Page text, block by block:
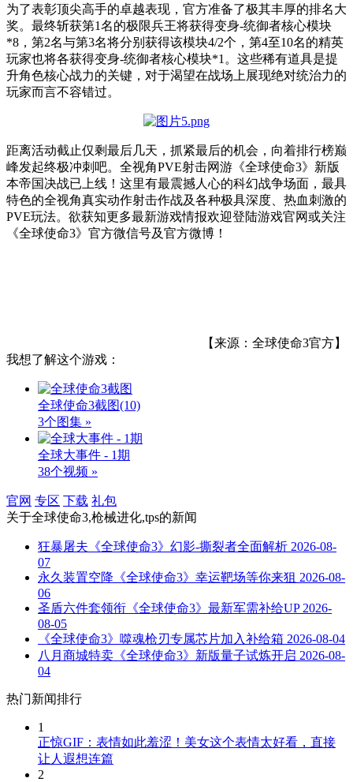
为了表彰顶尖高手的卓越表现，官方准备了极其丰厚的排名大
奖。最终斩获第1名的极限兵王将获得变身-统御者核心模块
*8 ，第2名与第3名将分别获得该模块4/2个，第4至10名的精英
玩家也将各获得变身-统御者核心模块*1 。这些稀有道具是提
升角色核心战力的关键，对于渴望在战场上展现绝对统治力的
玩家而言不容错过。
距离活动截止仅剩最后几天，抓紧最后的机会，向着排行榜巅
峰发起终极冲刺吧。全视角PVE射击网游《全球使命3》新版
本帝国决战已上线！这里有最震撼人心的科幻战争场面，最具
特色的全视角真实动作射击作战及各种极具深度、热血刺激的
PVE玩法。欲获知更多最新游戏情报欢迎登陆游戏官网或关注
《全球使命3》官方微信号及官方微博！
【来源：全球使命3官方】
我想了解这个游戏：
全球使命3截图(10)
3个图集 »
全球大事件 - 1期
38个视频 »
官网 专区 下载 礼包
关于全球使命3,枪械进化,tps的新闻
狂暴屠夫《全球使命3》幻影-撕裂者全面解析 2026-08-
07
永久装置空降《全球使命3》幸运靶场等你来狙 2026-08-
06
圣盾六件套领衔《全球使命3》最新军需补给UP 2026-
08-05
《全球使命3》噬魂枪刃专属芯片加入补给箱 2026-08-04
八月商城特卖《全球使命3》新版量子试炼开启 2026-08-
04
热门新闻排行
1
正惊GIF：表情如此羞涩！美女这个表情太好看，直接
让人遐想连篇
2